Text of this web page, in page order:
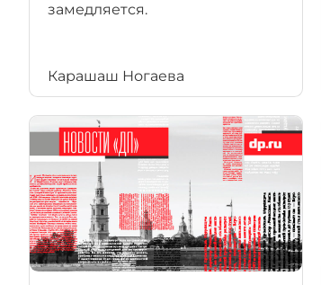
замедляется.
Карашаш Ногаева